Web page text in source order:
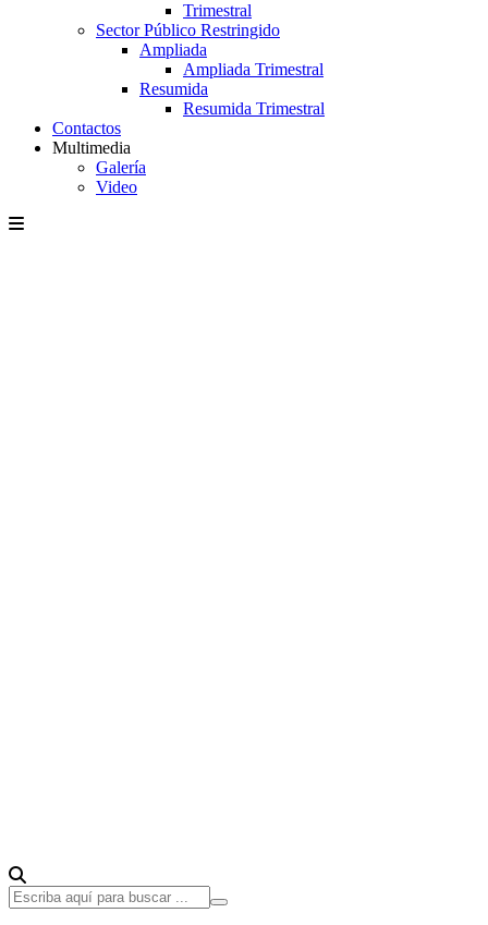
Trimestral
Sector Público Restringido
Ampliada
Ampliada Trimestral
Resumida
Resumida Trimestral
Contactos
Multimedia
Galería
Video